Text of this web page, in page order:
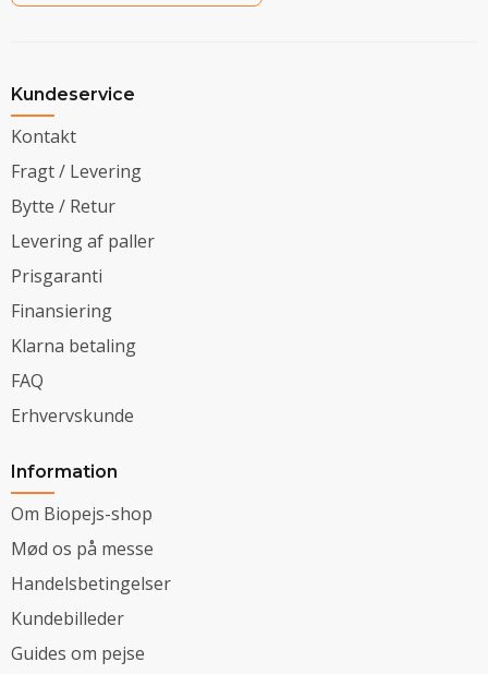
Kundeservice
Kontakt
Fragt / Levering
Bytte / Retur
Levering af paller
Prisgaranti
Finansiering
Klarna betaling
FAQ
Erhvervskunde
Information
Om Biopejs-shop
Mød os på messe
Handelsbetingelser
Kundebilleder
Guides om pejse